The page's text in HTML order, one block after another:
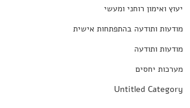
יעוץ ואימון רוחני ומעשי
מודעות ותודעה בהתפתחות אישית
מודעות ותודעה
מערכות יחסים
Untitled Category